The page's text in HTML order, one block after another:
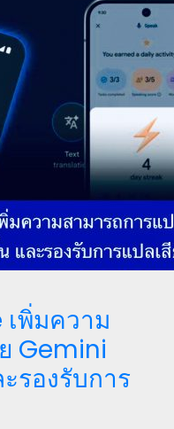
พิ่มความ
Gemini
รองรับการ